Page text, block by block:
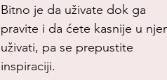
Bitno je da uživate dok ga
pravite i da ćete kasnije u
uživati, pa se prepustite
inspiraciji.